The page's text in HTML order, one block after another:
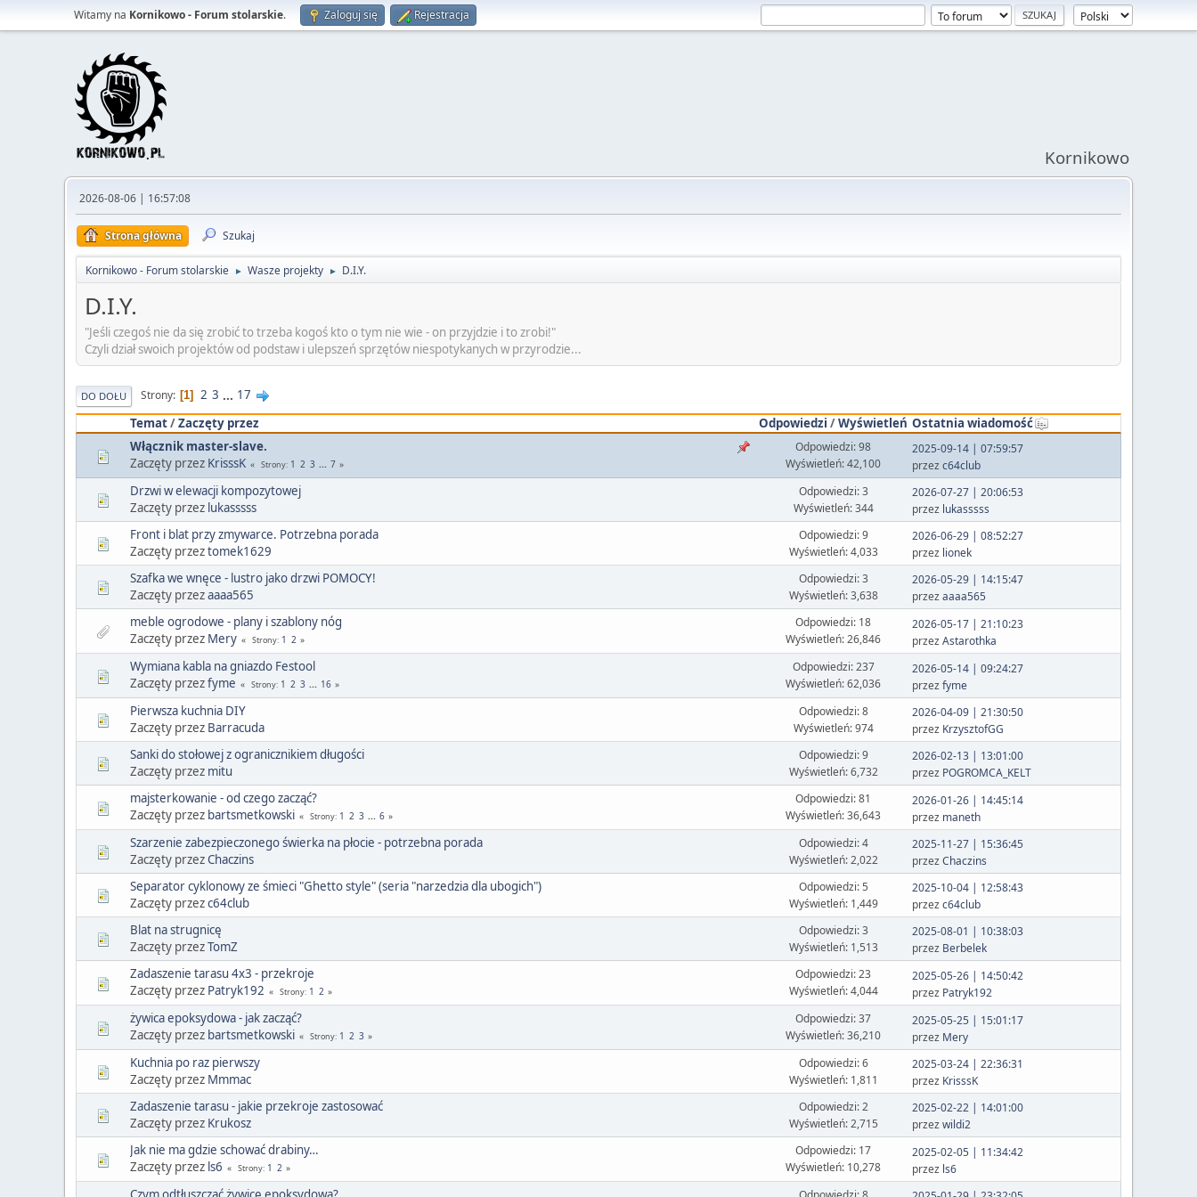
Witamy na Kornikowo - Forum stolarskie. Zaloguj się Rejestracja
Kornikowo
2026-08-06 | 16:57:08
Strona główna Szukaj
Kornikowo - Forum stolarskie ► Wasze projekty ► D.I.Y.
D.I.Y.
"Jeśli czegoś nie da się zrobić to trzeba kogoś kto o tym nie wie - on przyjdzie i to zrobi!"
Czyli dział swoich projektów od podstaw i ulepszeń sprzętów niespotykanych w przyrodzie...
DO DOŁU Strony 1 2 3 ... 17
Temat/Zaczęty przez Odpowiedzi /Wyświetleń Ostatnia wiadomość
Włącznik master-slave.
Zaczęty przez KrisssK Strony 1 2 3 ... 7
Odpowiedzi: 98
Wyświetleń: 42,100
2025-09-14 | 07:59:57
przezc64club
Drzwi w elewacji kompozytowej
Zaczęty przez lukasssss
Odpowiedzi: 3
Wyświetleń: 344
2026-07-27 | 20:06:53
przez lukasssss
Front i blat przy zmywarce. Potrzebna porada
Zaczęty przeztomek1629
Odpowiedzi: 9
Wyświetleń: 4,033
2026-06-29 | 08:52:27
przez lionek
Szafka we wnęce - lustro jako drzwi POMOCY!
Zaczęty przezaaaa565
Odpowiedzi: 3
Wyświetleń: 3,638
2026-05-29 | 14:15:47
przezaaaa565
meble ogrodowe - plany i szablony nóg
Zaczęty przez Mery Strony 1 2
Odpowiedzi: 18
Wyświetleń: 26,846
2026-05-17 | 21:10:23
przezAstarothka
Wymiana kabla na gniazdo Festool
Zaczęty przezfyme Strony 1 2 3 ... 16
Odpowiedzi: 237
Wyświetleń: 62,036
2026-05-14 | 09:24:27
przezfyme
Pierwsza kuchnia DIY
Zaczęty przez Barracuda
Odpowiedzi: 8
Wyświetleń: 974
2026-04-09 | 21:30:50
przez KrzysztofGG
Sanki do stołowej z ogranicznikiem długości
Zaczęty przez mitu
Odpowiedzi: 9
Wyświetleń: 6,732
2026-02-13 | 13:01:00
przez POGROMCA_KELT
majsterkowanie - od czego zacząć?
Zaczęty przez bartsmetkowski Strony 1 2 3 ... 6
Odpowiedzi: 81
Wyświetleń: 36,643
2026-01-26 | 14:45:14
przez maneth
Szarzenie zabezpieczonego świerka na płocie - potrzebna porada
Zaczęty przezChaczins
Odpowiedzi: 4
Wyświetleń: 2,022
2025-11-27 | 15:36:45
przezChaczins
Separator cyklonowy ze śmieci "Ghetto style" (seria "narzedzia dla ubogich")
Zaczęty przezc64club
Odpowiedzi: 5
Wyświetleń: 1,449
2025-10-04 | 12:58:43
przezc64club
Blat na strugnicę
Zaczęty przezTomZ
Odpowiedzi: 3
Wyświetleń: 1,513
2025-08-01 | 10:38:03
przez Berbelek
Zadaszenie tarasu 4x3 - przekroje
Zaczęty przez Patryk192 Strony 1 2
Odpowiedzi: 23
Wyświetleń: 4,044
2025-05-26 | 14:50:42
przez Patryk192
żywica epoksydowa - jak zacząć?
Zaczęty przez bartsmetkowski Strony 1 2 3
Odpowiedzi: 37
Wyświetleń: 36,210
2025-05-25 | 15:01:17
przez Mery
Kuchnia po raz pierwszy
Zaczęty przez Mmmac
Odpowiedzi: 6
Wyświetleń: 1,811
2025-03-24 | 22:36:31
przez KrisssK
Zadaszenie tarasu - jakie przekroje zastosować
Zaczęty przez Krukosz
Odpowiedzi: 2
Wyświetleń: 2,715
2025-02-22 | 14:01:00
przezwildi2
Jak nie ma gdzie schować drabiny…
Zaczęty przez ls6 Strony 1 2
Odpowiedzi: 17
Wyświetleń: 10,278
2025-02-05 | 11:34:42
przez ls6